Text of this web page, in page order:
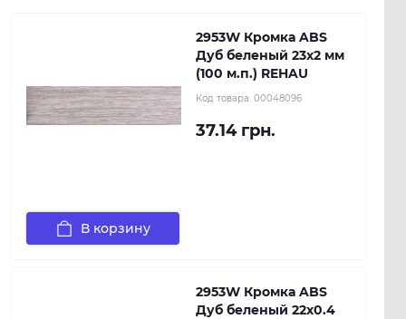
2953W Кромка ABS
Дуб беленый 23х2 мм
(100 м.п.) REHAU
Код товара: 00048096
37.14 грн.
В корзину
2953W Кромка ABS
Дуб беленый 22х0.4